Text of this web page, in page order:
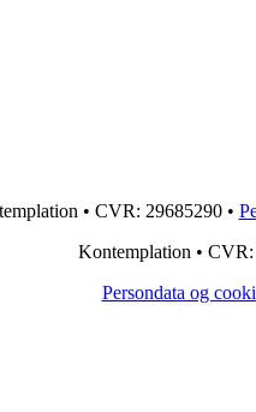
• CVR: 29685290 •
Kontemplation •
Persondata og